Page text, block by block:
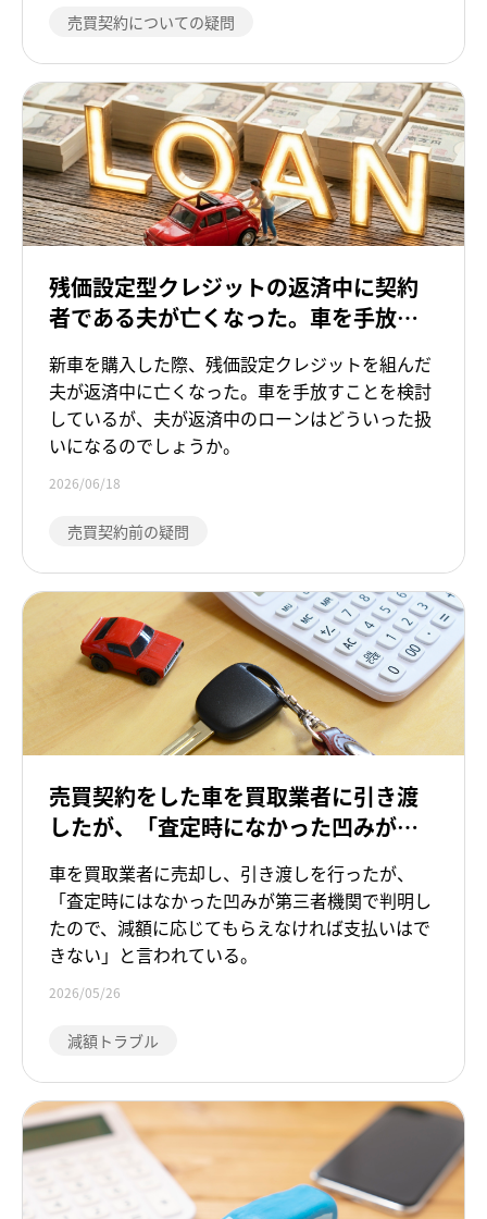
売買契約についての疑問
残価設定型クレジットの返済中に契約
者である夫が亡くなった。車を手放し
たいと考えていますが、残債はどうな
るのでしょうか。
新車を購入した際、残価設定クレジットを組んだ
夫が返済中に亡くなった。車を手放すことを検討
しているが、夫が返済中のローンはどういった扱
いになるのでしょうか。
2026/06/18
売買契約前の疑問
売買契約をした車を買取業者に引き渡
したが、「査定時になかった凹みが第
三者機関で判明した」と言われ、減額
を求められている
車を買取業者に売却し、引き渡しを行ったが、
「査定時にはなかった凹みが第三者機関で判明し
たので、減額に応じてもらえなければ支払いはで
きない」と言われている。
2026/05/26
減額トラブル